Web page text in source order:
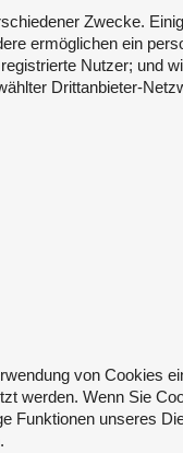
Zwecke.
ermöglichen ein
Nutzer; und
Drittanbieter-
von Cookies
werden. Wenn Sie
Funktionen unseres